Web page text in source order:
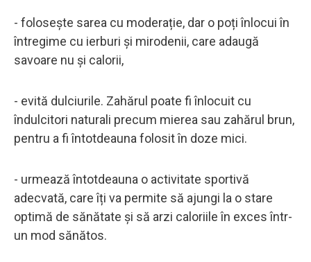
- folosește sarea cu moderație, dar o poți înlocui în
întregime cu ierburi și mirodenii, care adaugă
savoare nu și calorii,
- evită dulciurile. Zahărul poate fi înlocuit cu
îndulcitori naturali precum mierea sau zahărul brun,
pentru a fi întotdeauna folosit în doze mici.
- urmează întotdeauna o activitate sportivă
adecvată, care îți va permite să ajungi la o stare
optimă de sănătate și să arzi caloriile în exces într-
un mod sănătos.